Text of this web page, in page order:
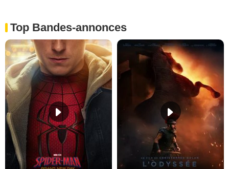
Top Bandes-annonces